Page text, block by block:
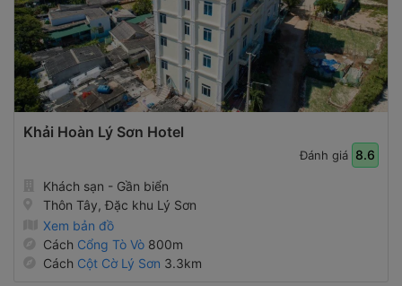
Khải Hoàn Lý Sơn Hotel
Đánh giá 8.6
Khách sạn - Gần biển
Thôn Tây, Đặc khu Lý Sơn
Xem bản đồ
Cách Cổng Tò Vò 800m
Cách Cột Cờ Lý Sơn 3.3km